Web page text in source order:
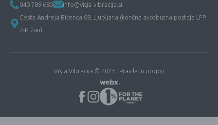
040 789 683
info@visja-vibracija.si
Cesta Andreja Bitenca 68, Ljubljana (končna avtobusna postaja LPP
7-Pržan)
Višja Vibracija © 2023 | Pravila in pogoji